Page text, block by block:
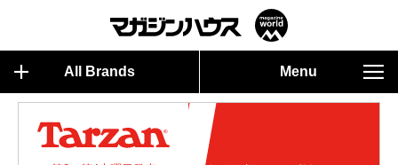
All Brands Menu